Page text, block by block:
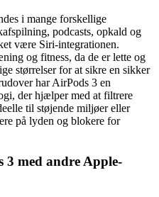
i mange forskellige
podcasts, opkald og
være Siri-integrationen.
og fitness, da de er lette og
størrelser for at sikre en sikker
har AirPods 3 en
der hjælper med at filtrere
til støjende miljøer eller
på lyden og blokere for
med andre Apple-